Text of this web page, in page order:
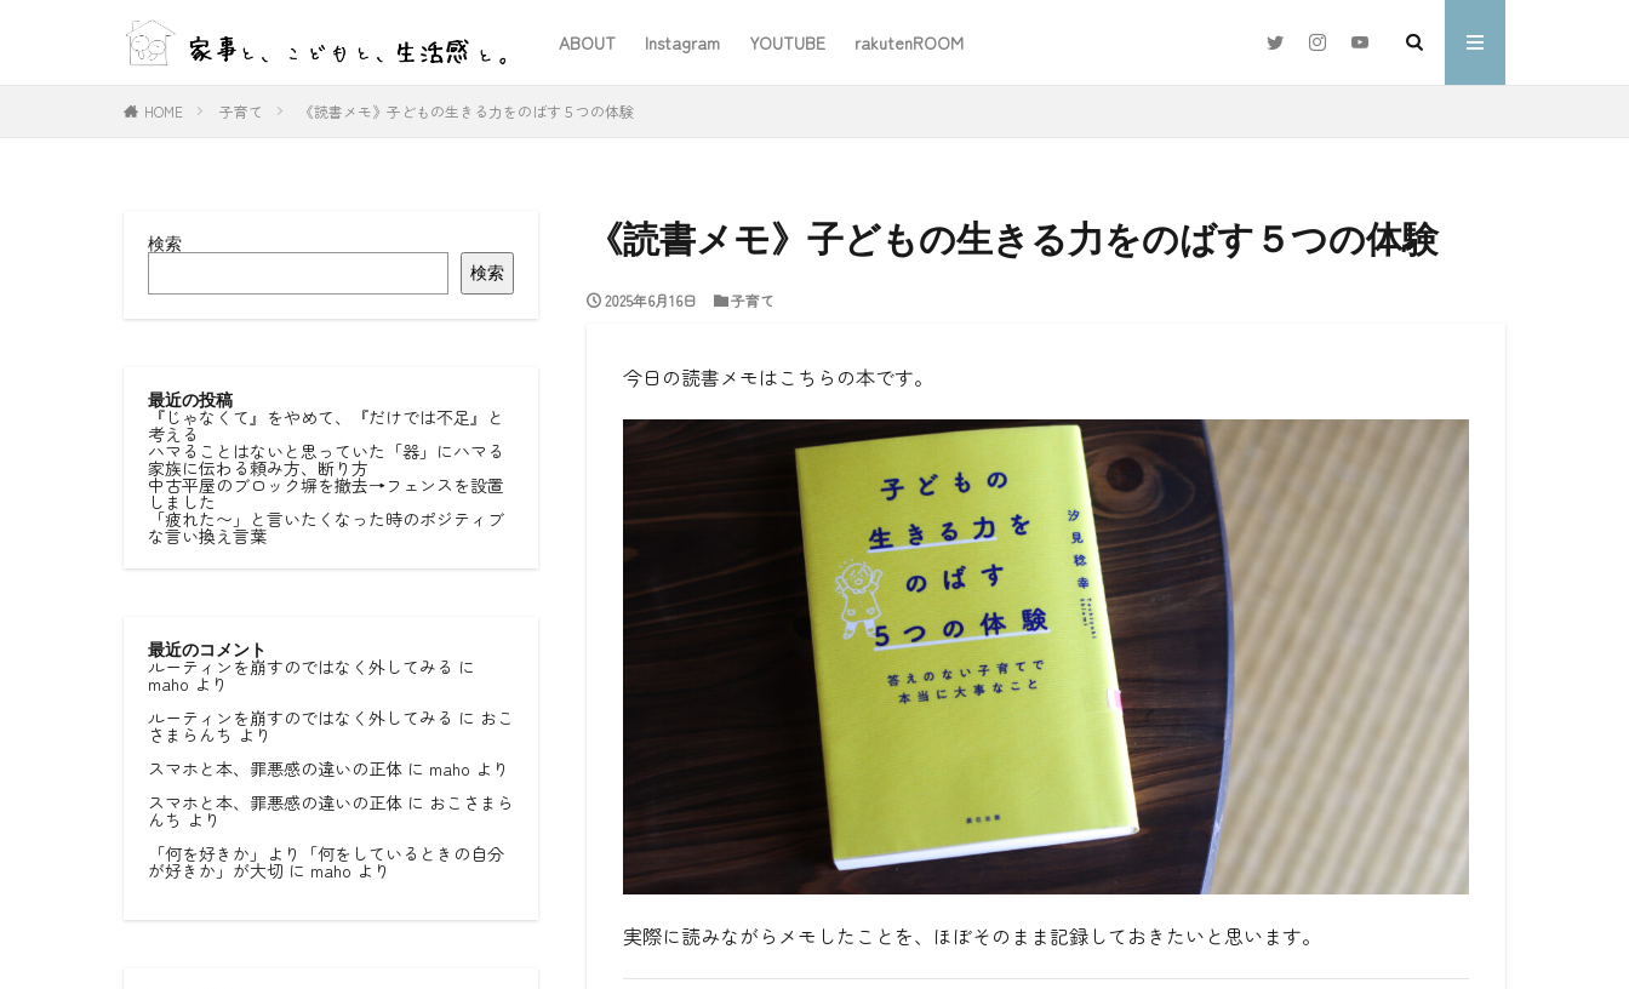
ABOUT Instagram YOUTUBE rakutenROOM
HOME 子育て 《読書メモ》子どもの生きる力をのばす５つの体験
《読書メモ》子どもの生きる力をのばす５つの体験
2025年6月16日 子育て
今日の読書メモはこちらの本です。
実際に読みながらメモしたことを、ほぼそのまま記録しておきたいと思います。
検索
検索
最近の投稿
『じゃなくて』をやめて、『だけでは不足』と
考える
ハマることはないと思っていた「器」にハマる
家族に伝わる頼み方、断り方
中古平屋のブロック塀を撤去→フェンスを設置
しました
「疲れた〜」と言いたくなった時のポジティブ
な言い換え言葉
最近のコメント
ルーティンを崩すのではなく外してみる に
maho より
ルーティンを崩すのではなく外してみる に おこ
さまらんち より
スマホと本、罪悪感の違いの正体 に maho より
スマホと本、罪悪感の違いの正体 に おこさまら
んち より
「何を好きか」より「何をしているときの自分
が好きか」が大切 に maho より
WEB デザイン SEO